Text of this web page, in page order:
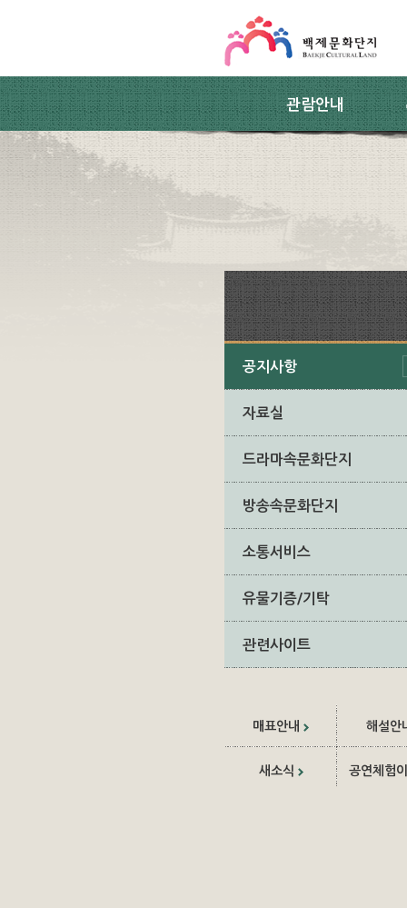
관람안내
공지사항
자료실
드라마속문화단지
방송속문화단지
소통서비스
유물기증/기탁
관련사이트
매표안내 해설안
새소식 공연체험